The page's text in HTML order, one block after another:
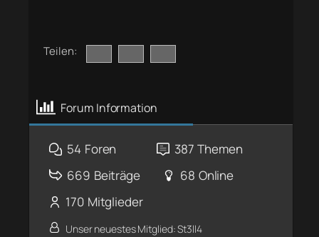
Teilen:
Forum Information
54 Foren 387 Themen
669 Beiträge 68 Online
170 Mitglieder
Unser neuestes Mitglied:St3ll4